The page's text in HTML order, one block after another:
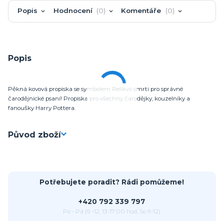
Popis Hodnocení 0 Komentáře 0
Popis
Pěkná kovová propiska se symbolem Relikvií smrti pro správné
čarodějnické psaní! Propiska pro všechny čarodějky, kouzelníky a
fanoušky Harry Pottera.
Původ zboží
Potřebujete poradit? Rádi pomůžeme!
+420 792 339 797
Po - Pá (9 -12, 13-17:00 hod, So 9-12)